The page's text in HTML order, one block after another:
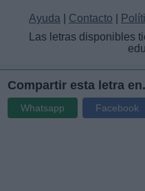
Ayuda Contacto
Las letras disponibles
Compartir esta letra
Whatsapp Facebook